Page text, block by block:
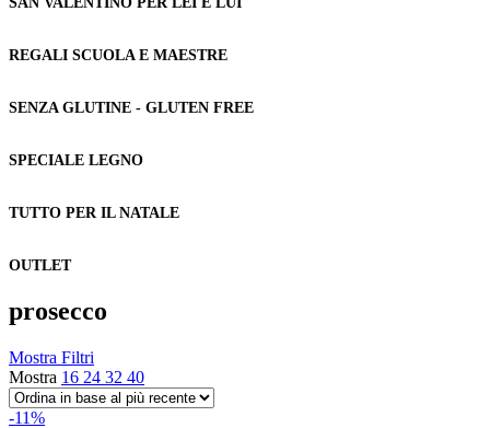
REGALI SCUOLA E MAESTRE
SENZA GLUTINE - GLUTEN FREE
SPECIALE LEGNO
TUTTO PER IL NATALE
OUTLET
prosecco
Mostra Filtri
Mostra 16 24 32 40
-11%